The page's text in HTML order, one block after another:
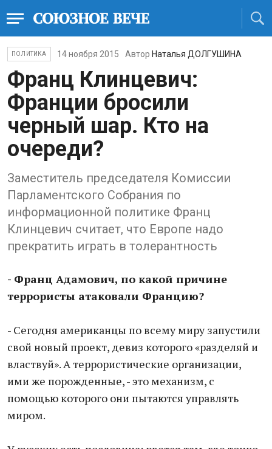
ПОЛИТИКА 14 ноября 2015 Автор Наталья ДОЛГУШИНА
Франц Клинцевич:
Франции бросили
черный шар. Кто на
очереди?
Заместитель председателя Комиссии
Парламентского Собрания по
информационной политике Франц
Клинцевич считает, что Европе надо
прекратить играть в толерантность
- Франц Адамович, по какой причине
террористы атаковали Францию?
- Сегодня американцы по всему миру запустили
свой новый проект, девиз которого «разделяй и
властвуй». А террористические организации,
ими же порожденные, - это механизм, с
помощью которого они пытаются управлять
миром.